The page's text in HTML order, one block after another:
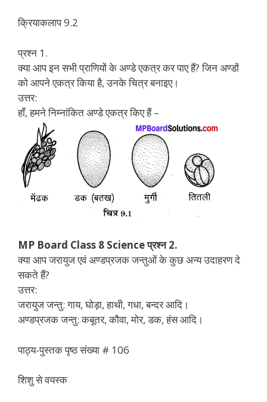
क्रियाकलाप 9.2
प्रश्न 1.
क्या आप इन सभी प्राणियों के अण्डे एकत्र कर पाए हैं? जिन अण्डों
को आपने एकत्र किया है, उनके चित्र बनाइए।
उत्तर:
हाँ, हमने निम्नांकित अण्डे एकत्र किए हैं –
MP Board Class 8 Science प्रश्न 2.
क्या आप जरायुज एवं अण्डप्रजक जन्तुओं के कुछ अन्य उदाहरण दे
सकते हैं?
उत्तर:
जरायुज जन्तु: गाय, घोड़ा, हाथी, गधा, बन्दर आदि।
अण्डप्रजक जन्तु: कबूतर, कौवा, मोर, डक, हंस आदि।
पाठ्य-पुस्तक पृष्ठ संख्या # 106
शिशु से वयस्क